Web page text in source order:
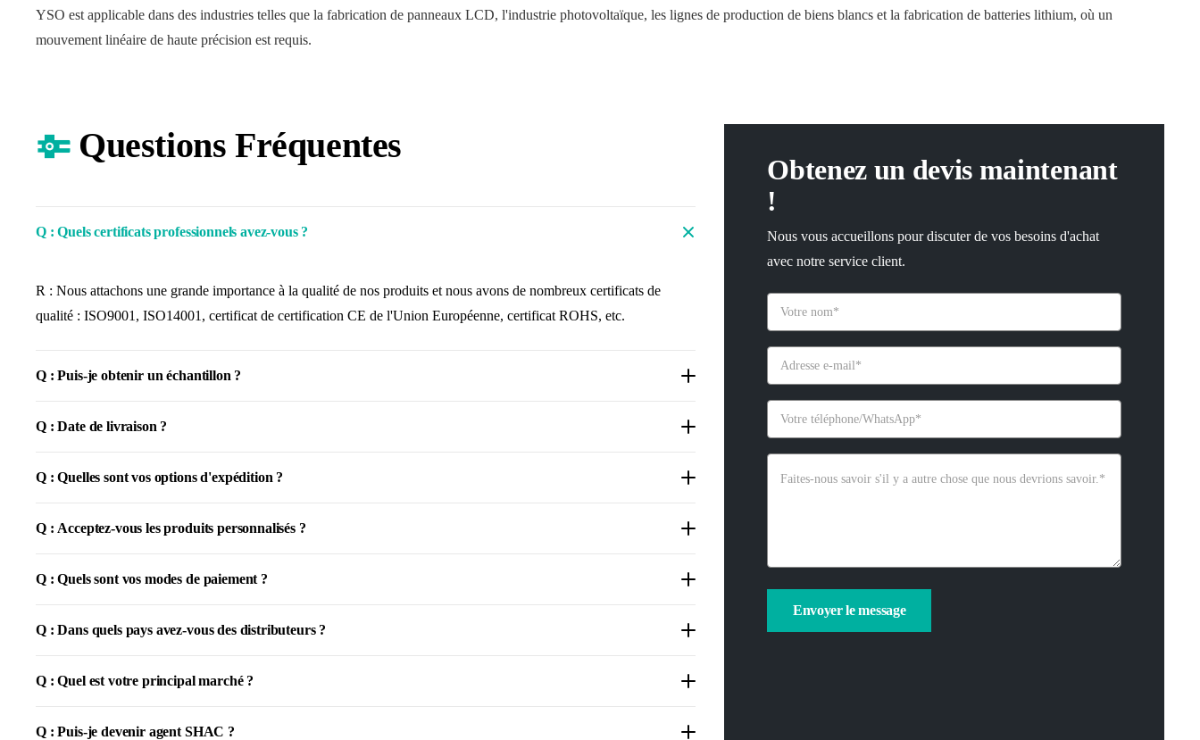
YSO est applicable dans des industries telles que la fabrication de panneaux LCD, l'industrie photovoltaïque, les lignes de production de biens blancs et la fabrication de batteries lithium, où un
mouvement linéaire de haute précision est requis.
Questions Fréquentes
Q : Quels certificats professionnels avez-vous ?
R : Nous attachons une grande importance à la qualité de nos produits et nous avons de nombreux certificats de
qualité : ISO9001, ISO14001, certificat de certification CE de l'Union Européenne, certificat ROHS, etc.
Q : Puis-je obtenir un échantillon ?
Q : Date de livraison ?
Q : Quelles sont vos options d'expédition ?
Q : Acceptez-vous les produits personnalisés ?
Q : Quels sont vos modes de paiement ?
Q : Dans quels pays avez-vous des distributeurs ?
Q : Quel est votre principal marché ?
Q : Puis-je devenir agent SHAC ?
Obtenez un devis maintenant
!
Nous vous accueillons pour discuter de vos besoins d'achat
avec notre service client.